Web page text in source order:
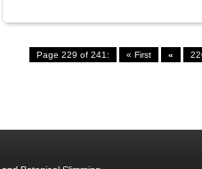
Page 229 of 241: « First «